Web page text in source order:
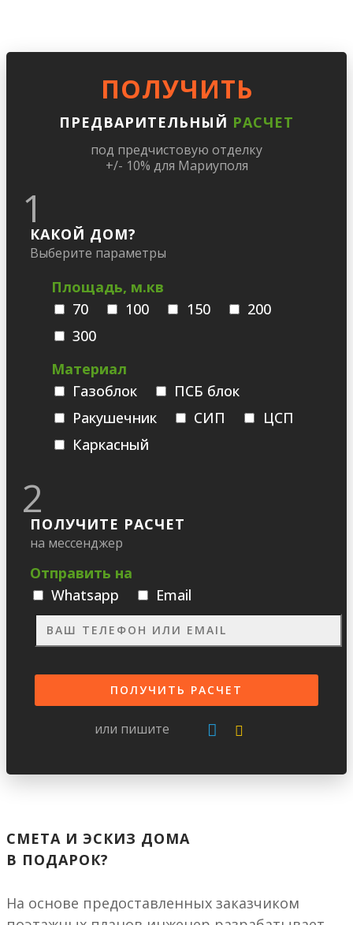
ПОЛУЧИТЬ
ПРЕДВАРИТЕЛЬНЫЙ РАСЧЕТ
под предчистовую отделку
+/- 10% для Мариуполя
1
КАКОЙ ДОМ?
Выберите параметры
Площадь, м.кв
70
100 150
200
300
Материал
Газоблок
ПСБ блок
Ракушечник
СИП
ЦСП
Каркасный
2
ПОЛУЧИТЕ РАСЧЕТ
на мессенджер
Отправить на
Whatsapp
Email
или пишите
СМЕТА И ЭСКИЗ ДОМА
В ПОДАРОК?
На основе предоставленных заказчиком